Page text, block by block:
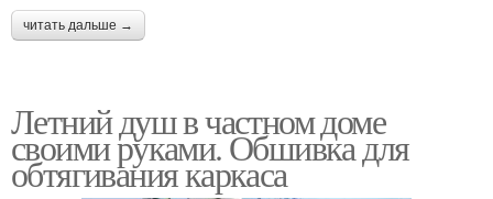
читать дальше →
Летний душ в частном доме
своими руками. Обшивка для
обтягивания каркаса